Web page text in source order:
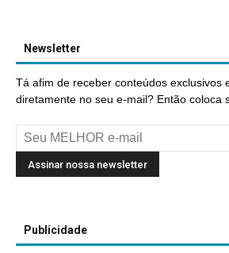
Newsletter
Tá afim de receber conteúdos exclusivos
diretamente no seu e-mail? Então coloca
Publicidade